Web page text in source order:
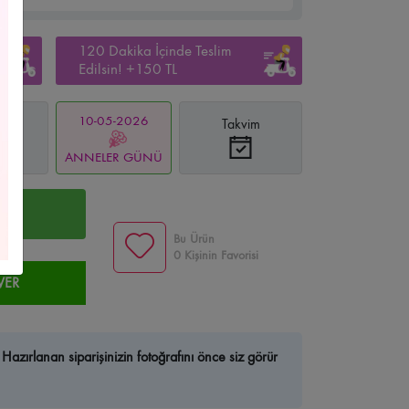
Yıldız Çiçekçi Yeni Bebek/Doğum
Anıttepe Çiçekçi
Anteres Çiçekçi
Ufuktepe Çiçekçi
Çetinemeç Çiçekçi Ahlatlıbel Çiçekçi
120 Dakika İçinde Teslim
Edilsin! +150 TL
10-05-2026
ANNELER GÜNÜ
Takvim
Bu Ürün
0 Kişinin Favorisi
Hazırlanan siparişinizin fotoğrafını önce siz görür